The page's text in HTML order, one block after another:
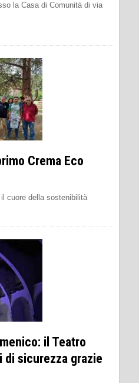
la Casa di Comunità di via
Crema Eco
cuore della sostenibilità
il Teatro
sicurezza grazie